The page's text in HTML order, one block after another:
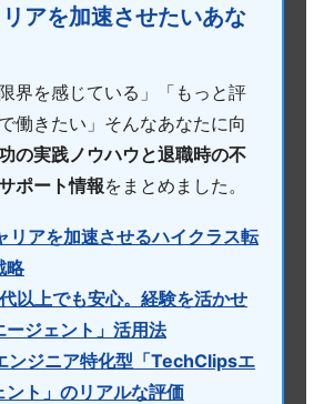
アを加速させたいあな
界を感じている」「もっと評
働きたい」そんなあなたに向
の実践ノウハウと退職時の不
ポート情報をまとめました。
リアを加速させるハイクラス転
略
以上でも安心。経験を活かせ
ージェント」活用法
ンジニア特化型「TechClipsエ
ント」のリアルな評価